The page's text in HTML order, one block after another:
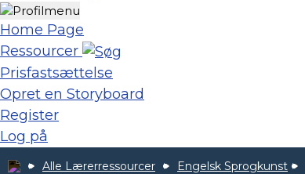
Home Page
Ressourcer
Prisfastsættelse
Opret en Storyboard
Register
Log på
Alle Lærerressourcer Engelsk Sprogkunst